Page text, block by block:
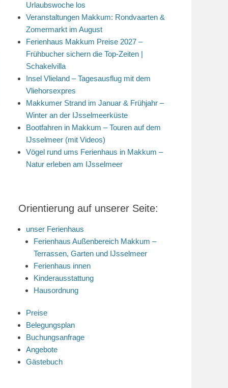
Urlaubswoche los
Veranstaltungen Makkum: Rondvaarten &
Zomermarkt im August
Ferienhaus Makkum Preise 2027 –
Frühbucher sichern die Top-Zeiten |
Schakelvilla
Insel Vlieland – Tagesausflug mit dem
Vliehorsexpres
Makkumer Strand im Januar & Frühjahr –
Winter an der IJsselmeerküste
Bootfahren in Makkum – Touren auf dem
IJsselmeer (mit Videos)
Vögel rund ums Ferienhaus in Makkum –
Natur erleben am IJsselmeer
Orientierung auf unserer Seite:
unser Ferienhaus
Ferienhaus Außenbereich Makkum –
Terrassen, Garten und IJsselmeer
Ferienhaus innen
Kinderausstattung
Hausordnung
Preise
Belegungsplan
Buchungsanfrage
Angebote
Gästebuch